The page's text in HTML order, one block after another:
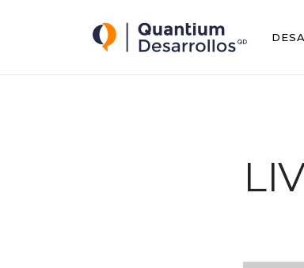
Quantium Desarrollos